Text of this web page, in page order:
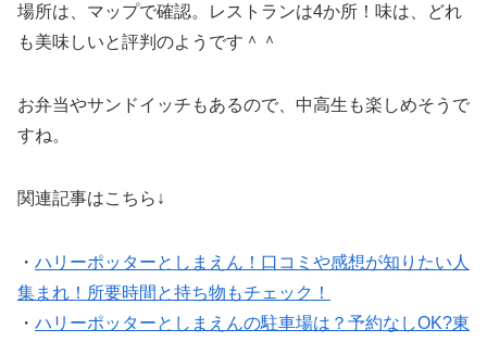
場所は、マップで確認。レストランは4か所！味は、どれ
も美味しいと評判のようです＾＾
お弁当やサンドイッチもあるので、中高生も楽しめそうで
すね。
関連記事はこちら↓
・ ハリーポッターとしまえん！口コミや感想が知りたい人
集まれ！所要時間と持ち物もチェック！
・ ハリーポッターとしまえんの駐車場は？予約なしOK?東